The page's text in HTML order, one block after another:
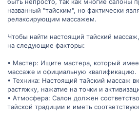
названный "тайским", но фактически
релаксирующим массажем.
Чтобы найти настоящий тайский
на следующие факторы:
• Мастер: Ищите мастера, который
массаже и официальную квалификацию.
• Техника: Настоящий тайский массаж
растяжку, нажатие на точки и
• Атмосфера: Салон должен
тайской традиции и иметь